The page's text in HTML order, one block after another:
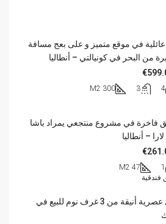
عائلية في موقع متميز و على بعج مسافة
من البحر في كونيالتي – أنطاليا
4
3
300 M2
فاخرة في مشروع منتجعي يمراد باشا
– أنطاليا
1
47 M2
فلل عصرية أنيقة من 3 غرف نوم للبيع في